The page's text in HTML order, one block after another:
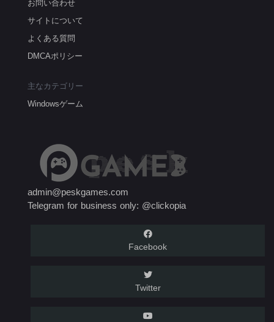
サイトについて
よくある質問
DMCAポリシー
主なカテゴリー
Windowsゲーム
admin@peskgames.com
Telegram for business only: @clickopia
Facebook
Twitter